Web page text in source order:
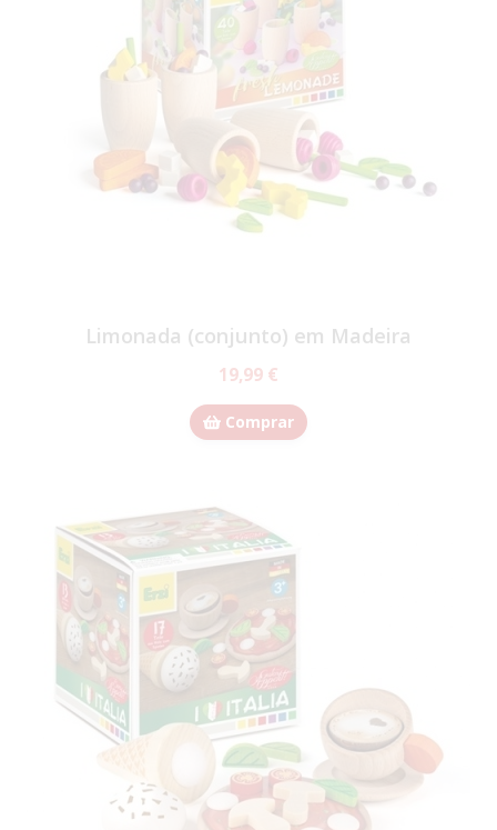
Limonada (conjunto) em Madeira
19,99 €
Comprar